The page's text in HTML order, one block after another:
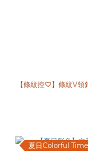
【條紋控♡】條紋V
夏日Colorful